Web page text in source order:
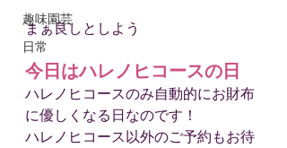
趣味園芸
日常
まぁ良しとしよう
今日はハレノヒコースの日
ハレノヒコースのみ自動的にお財布
に優しくなる日なのです！
ハレノヒコース以外のご予約もお待